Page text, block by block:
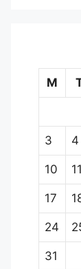
M
3 4
10 11
17
24
31